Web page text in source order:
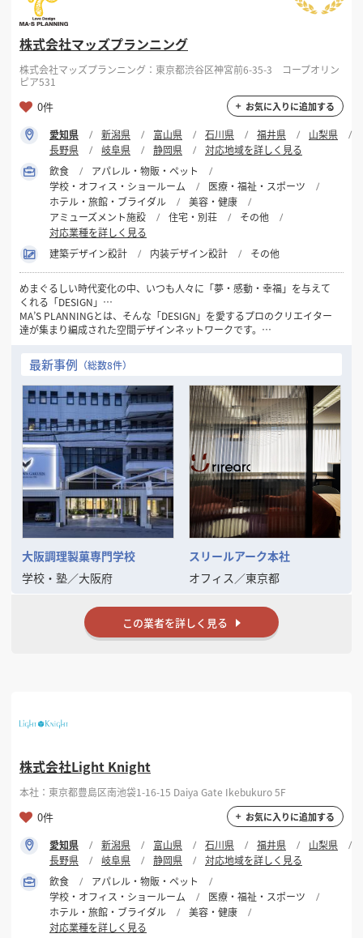
株式会社マッズプランニング
株式会社マッズプランニング：東京都渋谷区神宮前6-35-3 コープオリン
ピア531
0件 お気に入りに追加する
愛知県 新潟県 富山県 石川県 福井県
山梨県
長野県
岐阜県 静岡県
対応地域を詳しく見る
飲食
アパレル・物販・ペット
学校・オフィス・ショールーム
医療・福祉・スポーツ
ホテル・旅館・ブライダル
美容・健康
アミューズメント施設
住宅・別荘
その他
対応業種を詳しく見る
建築デザイン設計
内装デザイン設計 その他
めまぐるしい時代変化の中、いつも人々に「夢・感動・幸福」を与えて
くれる「DESIGN」…
MA’S PLANNINGとは、そんな「DESIGN」を愛するプロのクリエイター
達が集まり編成された空間デザインネットワークです。
1981年の創設以来32年間にわたり一貫して“人々にデザインを通して幸
せを感じてもらいたい…”
というシンプルなコンセプトを念頭に「愛のあるDESIGN」を数多くの
お客様に提供してまいりました。
現代のトレンド・ニーズの変化は一層加速し本質の見極めが困難となる
中、この思いを忘れず、変化を的確に捉えながらもけっして流されるこ
とのない
「普遍的DESIGNの可能性」をさらに追求してまいります。
そして、数々の商空間、住空間プランニングで培った確かな経験と実績
を裏付けに
お客様の良きビジネスパートナーとして「最良の空間づくり」をお手伝
いいたします。
最新事例 （総数8件）
大阪調理製菓専門学校
学校・塾／大阪府
スリールアーク本社
オフィス ／東京都
この業者を詳しく見る
株式会社Light Knight
本社：東京都豊島区南池袋1-16-15 Daiya Gate Ikebukuro 5F
0件 お気に入りに追加する
愛知県 新潟県 富山県 石川県 福井県
山梨県
長野県
岐阜県 静岡県
対応地域を詳しく見る
飲食
アパレル・物販・ペット
学校・オフィス・ショールーム
医療・福祉・スポーツ
ホテル・旅館・ブライダル
美容・健康
対応業種を詳しく見る